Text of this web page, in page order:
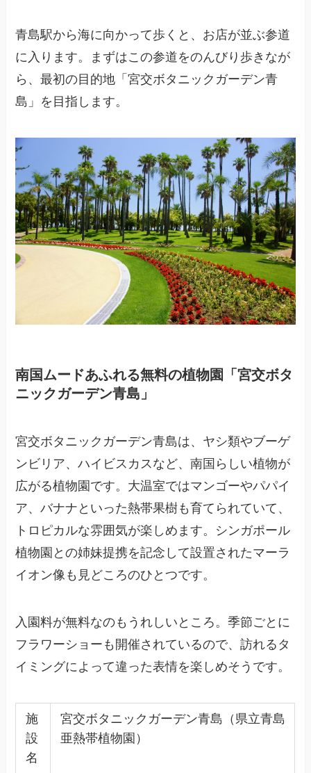
青島駅から海に向かって歩くと、お店が並ぶ参道
に入ります。まずはこの参道をのんびり歩きなが
ら、最初の目的地「宮交ボタニックガーデン青
島」を目指します。
南国ムードあふれる無料の植物園「宮交ボタ
ニックガーデン青島」
宮交ボタニックガーデン青島は、ヤシ類やブーゲ
ンビリア、ハイビスカスなど、南国らしい植物が
広がる植物園です。大温室ではマンゴーやパパイ
ア、バナナといった熱帯果樹も育てられていて、
トロピカルな雰囲気が楽しめます。シンガポール
植物園との姉妹提携を記念して設置されたマーラ
イオン像も見どころのひとつです。
入園料が無料なのもうれしいところ。季節ごとに
フラワーショーも開催されているので、訪れるタ
イミングによって違った表情を楽しめそうです。
施
設
名
宮交ボタニックガーデン青島（県立青島
亜熱帯植物園）